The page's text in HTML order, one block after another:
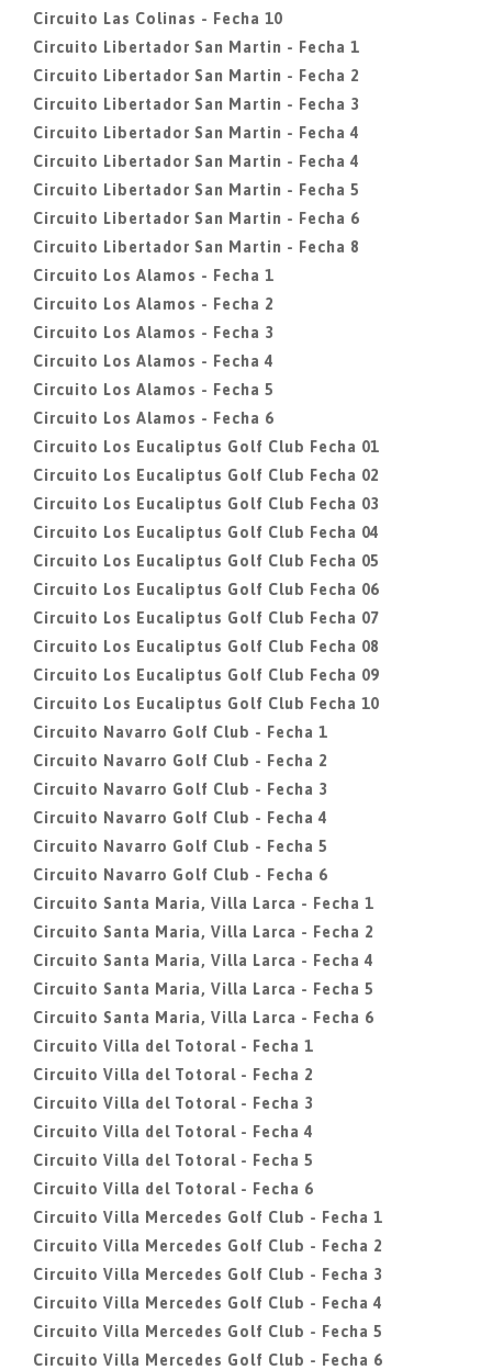
Circuito Las Colinas - Fecha 10
Circuito Libertador San Martin - Fecha 1
Circuito Libertador San Martin - Fecha 2
Circuito Libertador San Martin - Fecha 3
Circuito Libertador San Martin - Fecha 4
Circuito Libertador San Martin - Fecha 4
Circuito Libertador San Martin - Fecha 5
Circuito Libertador San Martin - Fecha 6
Circuito Libertador San Martin - Fecha 8
Circuito Los Alamos - Fecha 1
Circuito Los Alamos - Fecha 2
Circuito Los Alamos - Fecha 3
Circuito Los Alamos - Fecha 4
Circuito Los Alamos - Fecha 5
Circuito Los Alamos - Fecha 6
Circuito Los Eucaliptus Golf Club Fecha 01
Circuito Los Eucaliptus Golf Club Fecha 02
Circuito Los Eucaliptus Golf Club Fecha 03
Circuito Los Eucaliptus Golf Club Fecha 04
Circuito Los Eucaliptus Golf Club Fecha 05
Circuito Los Eucaliptus Golf Club Fecha 06
Circuito Los Eucaliptus Golf Club Fecha 07
Circuito Los Eucaliptus Golf Club Fecha 08
Circuito Los Eucaliptus Golf Club Fecha 09
Circuito Los Eucaliptus Golf Club Fecha 10
Circuito Navarro Golf Club - Fecha 1
Circuito Navarro Golf Club - Fecha 2
Circuito Navarro Golf Club - Fecha 3
Circuito Navarro Golf Club - Fecha 4
Circuito Navarro Golf Club - Fecha 5
Circuito Navarro Golf Club - Fecha 6
Circuito Santa Maria, Villa Larca - Fecha 1
Circuito Santa Maria, Villa Larca - Fecha 2
Circuito Santa Maria, Villa Larca - Fecha 4
Circuito Santa Maria, Villa Larca - Fecha 5
Circuito Santa Maria, Villa Larca - Fecha 6
Circuito Villa del Totoral - Fecha 1
Circuito Villa del Totoral - Fecha 2
Circuito Villa del Totoral - Fecha 3
Circuito Villa del Totoral - Fecha 4
Circuito Villa del Totoral - Fecha 5
Circuito Villa del Totoral - Fecha 6
Circuito Villa Mercedes Golf Club - Fecha 1
Circuito Villa Mercedes Golf Club - Fecha 2
Circuito Villa Mercedes Golf Club - Fecha 3
Circuito Villa Mercedes Golf Club - Fecha 4
Circuito Villa Mercedes Golf Club - Fecha 5
Circuito Villa Mercedes Golf Club - Fecha 6